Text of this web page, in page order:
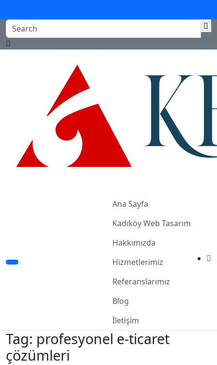
Ana Sayfa
Kadıköy Web Tasarım
Hakkımızda
Hizmetlerimiz
Referanslarımız
Blog
İletişim
Tag: profesyonel e-ticaret
çözümleri